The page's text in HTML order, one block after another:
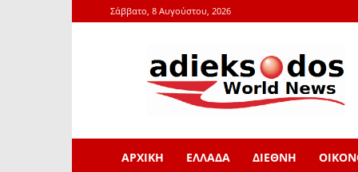
Σάββατο, 8 Αυγούστου, 2026
adieksodos.gr
ΑΡΧΙΚΗ ΕΛΛΑΔΑ ΔΙΕΘΝΗ